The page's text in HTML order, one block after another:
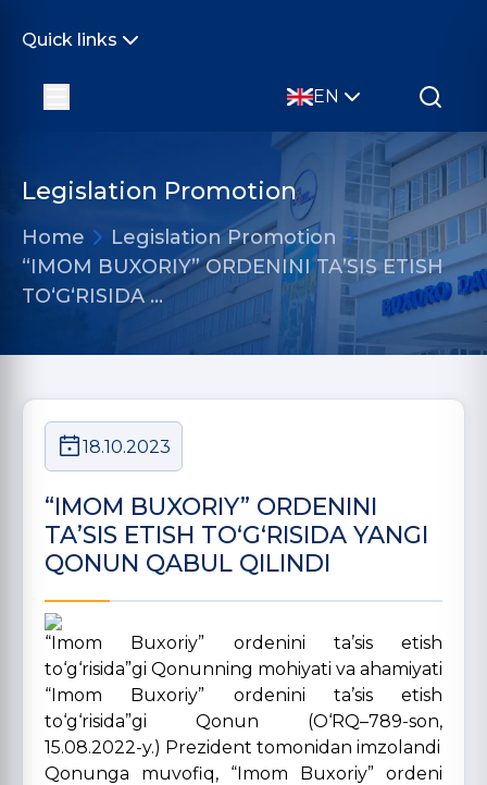
Quick links
EN
Legislation Promotion
Home
Legislation Promotion
“IMOM BUXORIY” ORDENINI TAʼSIS ETISH
TOʻGʻRISIDA …
18.10.2023
“IMOM BUXORIY” ORDENINI
TAʼSIS ETISH TOʻGʻRISIDA YANGI
QONUN QABUL QILINDI
“Imom Buxoriy” ordenini ta’sis etish
to‘g‘risida”gi Qonunning mohiyati va ahamiyati
“Imom Buxoriy” ordenini ta’sis etish
to‘g‘risida”gi Qonun (O‘RQ–789-son,
15.08.2022-y.) Prezident tomonidan imzolandi
Qonunga muvofiq, “Imom Buxoriy” ordeni